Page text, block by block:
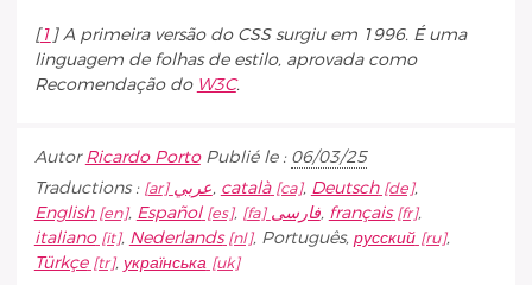
[1 ] A primeira versão do CSS surgiu em 1996. É uma
linguagem de folhas de estilo, aprovada como
Recomendação do W3C.
Autor Ricardo Porto Publié le : 06/03/25
Traductions :
عربي, català , Deutsch
,
English
, Español , فارسى, français
,
italiano
, Nederlands , Português, русский
,
Türkçe
, українська